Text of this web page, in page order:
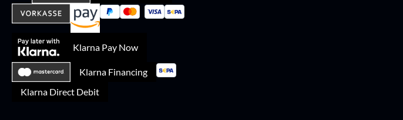
Klarna Pay Now
Klarna Financing
Klarna Direct Debit